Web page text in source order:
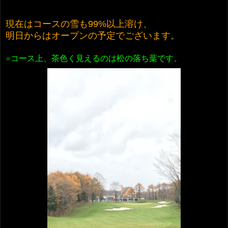
現在はコースの雪も99%以上溶け、
明日からはオープンの予定でございます。
※コース上、茶色く見えるのは松の落ち葉です。